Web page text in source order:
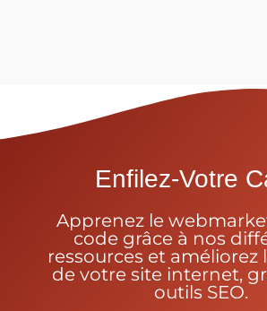
Enfilez-Votre
Apprenez le
code grâce à nos
ressources et améliorez
de votre site internet,
outils SEO.